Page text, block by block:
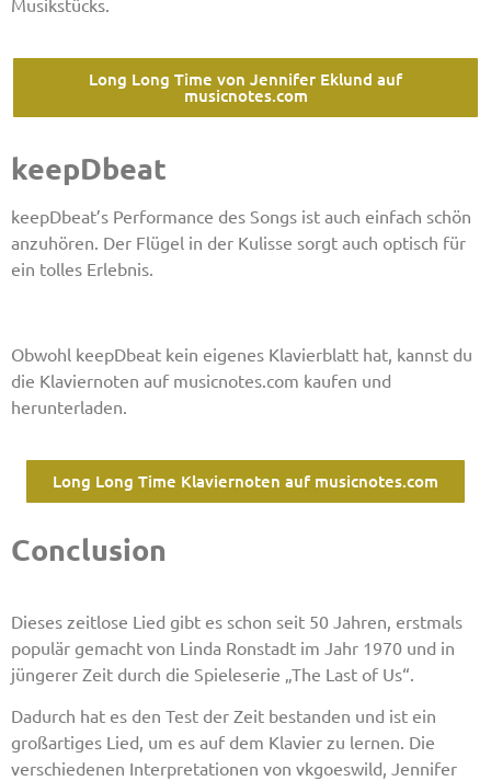
Musikstücks.
Long Long Time von Jennifer Eklund auf
musicnotes.com
keepDbeat
keepDbeat’s Performance des Songs ist auch einfach schön
anzuhören. Der Flügel in der Kulisse sorgt auch optisch für
ein tolles Erlebnis.
Obwohl keepDbeat kein eigenes Klavierblatt hat, kannst du
die Klaviernoten auf musicnotes.com kaufen und
herunterladen.
Long Long Time Klaviernoten auf musicnotes.com
Conclusion
Dieses zeitlose Lied gibt es schon seit 50 Jahren, erstmals
populär gemacht von Linda Ronstadt im Jahr 1970 und in
jüngerer Zeit durch die Spieleserie „The Last of Us“.
Dadurch hat es den Test der Zeit bestanden und ist ein
großartiges Lied, um es auf dem Klavier zu lernen. Die
verschiedenen Interpretationen von vkgoeswild, Jennifer